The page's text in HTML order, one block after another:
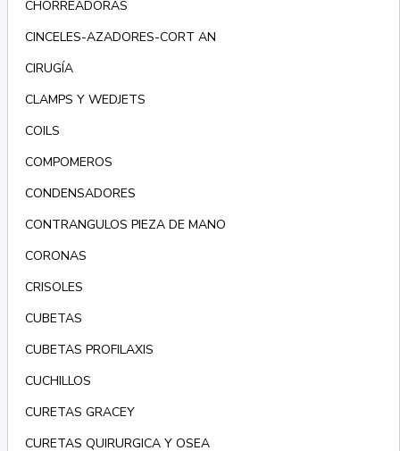
CHORREADORAS
CINCELES-AZADORES-CORT AN
CIRUGÍA
CLAMPS Y WEDJETS
COILS
COMPOMEROS
CONDENSADORES
CONTRANGULOS PIEZA DE MANO
CORONAS
CRISOLES
CUBETAS
CUBETAS PROFILAXIS
CUCHILLOS
CURETAS GRACEY
CURETAS QUIRURGICA Y OSEA